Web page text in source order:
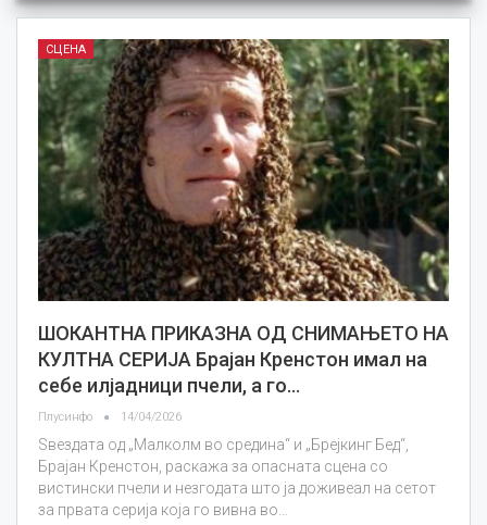
СЦЕНА
ШОКАНТНА ПРИКАЗНА ОД СНИМАЊЕТО НА
КУЛТНА СЕРИЈА Брајан Кренстон имал на
себе илјадници пчели, а го…
Плусинфо 14/04/2026
Ѕвездата од „Малколм во средина“ и „Брејкинг Бед“,
Брајан Кренстон, раскажа за опасната сцена со
вистински пчели и незгодата што ја доживеал на сетот
за првата серија која го вивна во…